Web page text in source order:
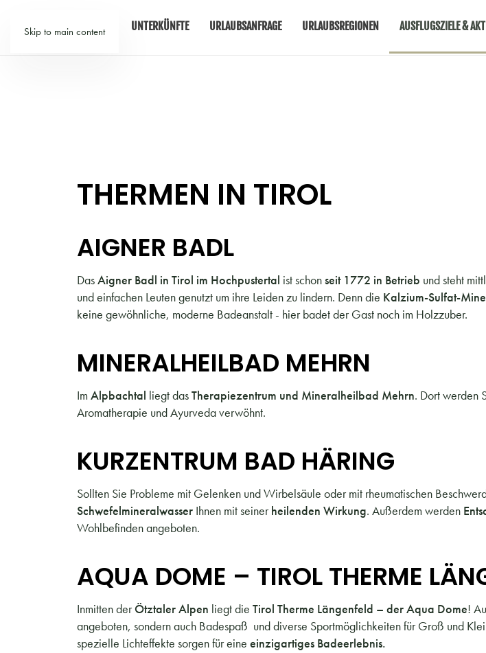
Skip to main content
TIROL UNTERKÜNFTE URLAUBSANFRAGE URLAUBSREGIONEN AUSFLUGSZIELE &
THERMEN IN TIROL
AIGNER BADL
DasAigner Badl in Tirol im Hochpustertal ist schonseit 1772 in Betrieb und steht
und einfachen Leuten genutzt um ihre Leiden zu lindern. Denn die Kalzium-Sulfat-
keine gewöhnliche, moderne Badeanstalt - hier badet der Gast noch im Holzzuber.
MINERALHEILBAD MEHRN
Im Alpbachtal liegt dasTherapiezentrum und Mineralheilbad Mehrn. Dort werden
Aromatherapie und Ayurveda verwöhnt.
KURZENTRUM BAD HÄRING
Sollten Sie Probleme mit Gelenken und Wirbelsäule oder mit rheumatischen
Schwefelmineralwasser Ihnen mit seinerheilenden Wirkung. Außerdem werden
Wohlbefinden angeboten.
AQUA DOME – TIROL THERME
Inmitten derÖtztaler Alpen liegt die Tirol Therme Längenfeld – der Aqua Dome!
angeboten, sondern auch Badespaß und diverse Sportmöglichkeiten für Groß und
spezielle Lichteffekte sorgen für eine einzigartiges Badeerlebnis.